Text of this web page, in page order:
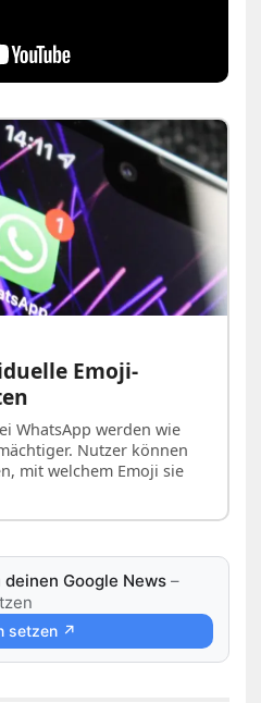
Emoji-
WhatsApp werden wie
Nutzer können
mit welchem Emoji sie
Google News –
setzen ↗